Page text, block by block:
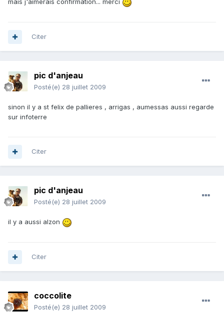
mais j'aimerais confirmation... merci
Citer
pic d'anjeau
Posté(e) 28 juillet 2009
sinon il y a st felix de pallieres , arrigas , aumessas aussi regarde
sur infoterre
Citer
pic d'anjeau
Posté(e) 28 juillet 2009
il y a aussi alzon
Citer
coccolite
Posté(e) 28 juillet 2009